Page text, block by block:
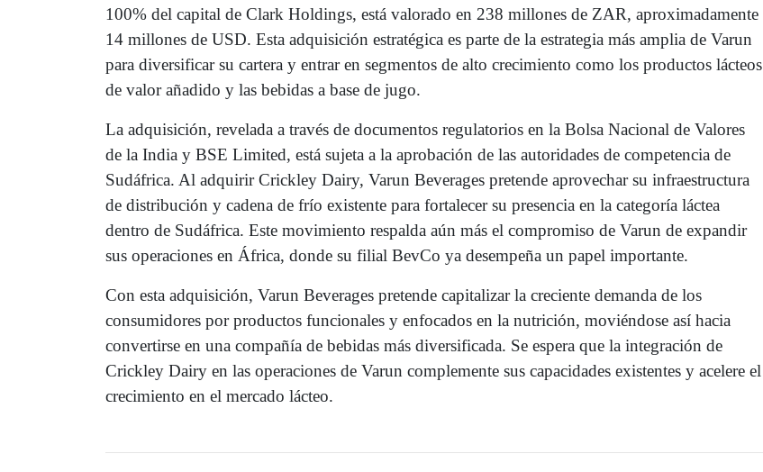
100% del capital de Clark Holdings, está valorado en 238 millones de ZAR, aproximadamente
14 millones de USD. Esta adquisición estratégica es parte de la estrategia más amplia de Varun
para diversificar su cartera y entrar en segmentos de alto crecimiento como los productos lácteos
de valor añadido y las bebidas a base de jugo.
La adquisición, revelada a través de documentos regulatorios en la Bolsa Nacional de Valores
de la India y BSE Limited, está sujeta a la aprobación de las autoridades de competencia de
Sudáfrica. Al adquirir Crickley Dairy, Varun Beverages pretende aprovechar su infraestructura
de distribución y cadena de frío existente para fortalecer su presencia en la categoría láctea
dentro de Sudáfrica. Este movimiento respalda aún más el compromiso de Varun de expandir
sus operaciones en África, donde su filial BevCo ya desempeña un papel importante.
Con esta adquisición, Varun Beverages pretende capitalizar la creciente demanda de los
consumidores por productos funcionales y enfocados en la nutrición, moviéndose así hacia
convertirse en una compañía de bebidas más diversificada. Se espera que la integración de
Crickley Dairy en las operaciones de Varun complemente sus capacidades existentes y acelere el
crecimiento en el mercado lácteo.